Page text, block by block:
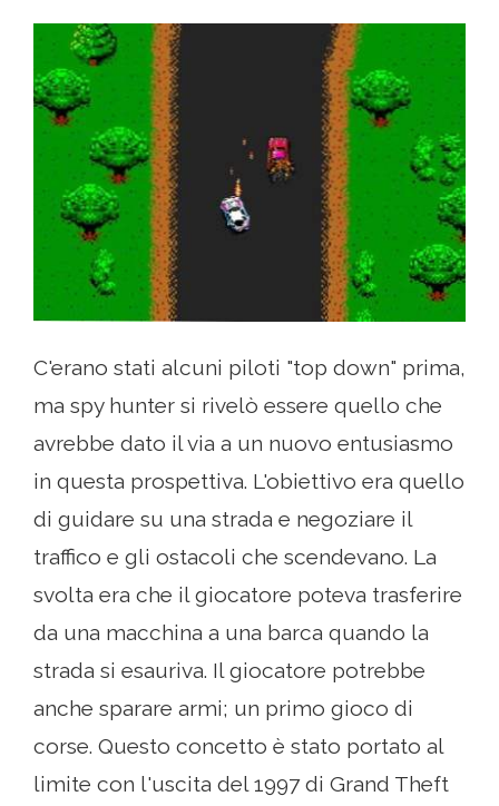
C'erano stati alcuni piloti "top down" prima,
ma spy hunter si rivelò essere quello che
avrebbe dato il via a un nuovo entusiasmo
in questa prospettiva. L'obiettivo era quello
di guidare su una strada e negoziare il
traffico e gli ostacoli che scendevano. La
svolta era che il giocatore poteva trasferire
da una macchina a una barca quando la
strada si esauriva. Il giocatore potrebbe
anche sparare armi; un primo gioco di
corse. Questo concetto è stato portato al
limite con l'uscita del 1997 di Grand Theft